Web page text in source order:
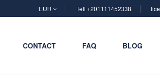
EUR Tell +201111452338
CONTACT FAQ BLOG